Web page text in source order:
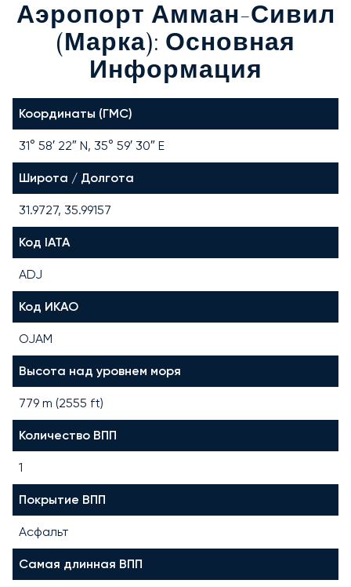
Аэропорт Амман-Сивил
(Марка): Основная
Информация
Координаты (ГМС)
31° 58′ 22″ N, 35° 59′ 30″ E
Широта / Долгота
31.9727, 35.99157
Код IATA
ADJ
Код ИКАО
OJAM
Высота над уровнем моря
779 m (2555 ft)
Количество ВПП
1
Покрытие ВПП
Асфальт
Самая длинная ВПП